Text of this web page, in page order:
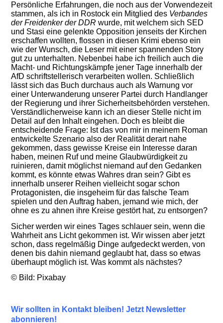
Persönliche Erfahrungen, die noch aus der Vorwendezeit
stammen, als ich in Rostock ein Mitglied des Verbandes
der Freidenker der DDR wurde, mit welchem sich SED
und Stasi eine gelenkte Opposition jenseits der Kirchen
erschaffen wollten, flossen in diesen Krimi ebenso ein
wie der Wunsch, die Leser mit einer spannenden Story
gut zu unterhalten. Nebenbei habe ich freilich auch die
Macht- und Richtungskämpfe jener Tage innerhalb der
AfD schriftstellerisch verarbeiten wollen. Schließlich
lässt sich das Buch durchaus auch als Warnung vor
einer Unterwanderung unserer Partei durch Handlanger
der Regierung und ihrer Sicherheitsbehörden verstehen.
Verständlicherweise kann ich an dieser Stelle nicht im
Detail auf den Inhalt eingehen. Doch es bleibt die
entscheidende Frage: Istdas von mir in meinem Roman
entwickelte Szenario a lso der Realität derart nahe
gekommen, dass gewisse Kreise ein Interesse daran
haben, meinen Ruf und meine Glaubwürdigkeit zu
ruinieren, damit möglichst niemand auf den Gedanken
kommt, es könnte etwas Wahres dran sein? Gibt es
innerhalb unserer Reihen vielleicht sogar schon
Protagonisten, die insgeheim für das falsche Team
spielen und den Auftrag haben, jemand wie mich, der
ohne es zu ahnen ihre Kreise gestört hat, zu entsorgen?
Sicher werden wir eines Tages schlauer sein, wenn die
Wahrheit ans Licht gekommen ist. Wir wissen aber jetzt
schon, dass regelmäßig Dinge aufgedeckt werden, von
denen bis dahin niemand geglaubt hat, dass so etwas
überhaupt möglich ist. Was kommt als nächstes?
© Bild: Pixabay
Wir sollten in Kontakt bleiben! Jetzt Newsletter
abonnieren!